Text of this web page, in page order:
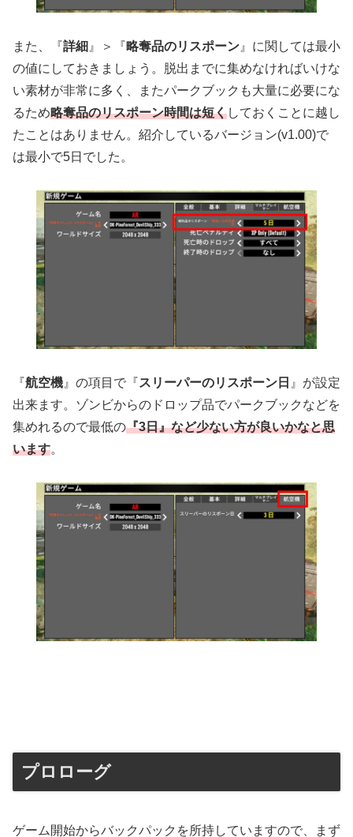
また、『詳細 』＞『略奪品のリスポーン 』に関しては最小
の値にしておきましょう。脱出までに集めなければいけな
い素材が非常に多く、またパークブックも大量に必要にな
るため略奪品のリスポーン時間は短くしておくことに越し
たことはありません。紹介しているバージョン(v1.00)で
は最小で5日でした。
『航空機 』の項目で『スリーパーのリスポーン日 』が設定
出来ます。ゾンビからのドロップ品でパークブックなどを
集めれるので最低の『3日』など少ない方が良いかなと思
います。
プロローグ
ゲーム開始からバックパックを所持していますので、まず